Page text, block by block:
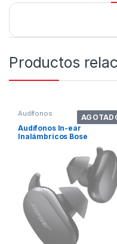
Productos
Audífonos
Audífonos In-ear
Inalámbricos Bose
Quietcomfort Earbuds